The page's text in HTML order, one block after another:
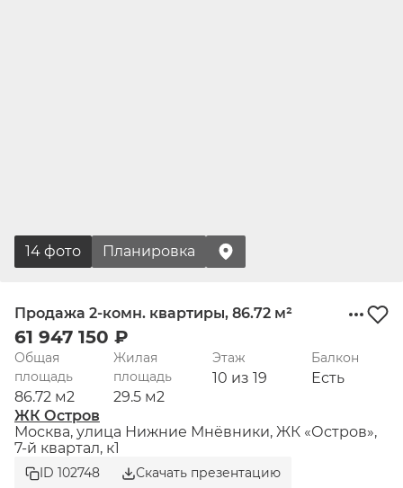
14 фото Планировка
Продажа 2-комн. квартиры, 86.72 м²
61 947 150 ₽
Общая
площадь
86.72 м2
Жилая
площадь
29.5 м2
Этаж
10 из 19
Балкон
Есть
ЖК Остров
Москва, улица Нижние Мнёвники, ЖК «Остров»,
7-й квартал, к1
ID 102748 Скачать презентацию